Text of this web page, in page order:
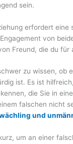
sein.
erfordert eine
von
Freund, die du für
zu wissen, ob
ist. Es ist
die Sie in
falschen nicht
und
um an einer